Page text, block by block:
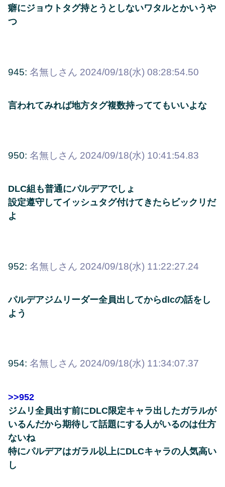
癖にジョウトタグ持とうとしないワタルとかいうや
つ
945: 名無しさん 2024/09/18(水) 08:28:54.50
言われてみれば地方タグ複数持っててもいいよな
950: 名無しさん 2024/09/18(水) 10:41:54.83
DLC組も普通にパルデアでしょ
設定遵守してイッシュタグ付けてきたらビックリだ
よ
952: 名無しさん 2024/09/18(水) 11:22:27.24
パルデアジムリーダー全員出してからdlcの話をし
よう
954: 名無しさん 2024/09/18(水) 11:34:07.37
>>952
ジムリ全員出す前にDLC限定キャラ出したガラルが
いるんだから期待して話題にする人がいるのは仕方
ないね
特にパルデアはガラル以上にDLCキャラの人気高い
し